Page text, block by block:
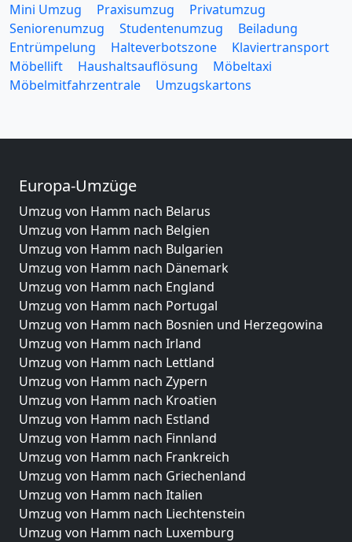
Mini Umzug
Praxisumzug
Privatumzug
Seniorenumzug
Studentenumzug
Beiladung
Entrümpelung
Halteverbotszone
Klaviertransport
Möbellift
Haushaltsauflösung
Möbeltaxi
Möbelmitfahrzentrale
Umzugskartons
Europa-Umzüge
Umzug von Hamm nach Belarus
Umzug von Hamm nach Belgien
Umzug von Hamm nach Bulgarien
Umzug von Hamm nach Dänemark
Umzug von Hamm nach England
Umzug von Hamm nach Portugal
Umzug von Hamm nach Bosnien und Herzegowina
Umzug von Hamm nach Irland
Umzug von Hamm nach Lettland
Umzug von Hamm nach Zypern
Umzug von Hamm nach Kroatien
Umzug von Hamm nach Estland
Umzug von Hamm nach Finnland
Umzug von Hamm nach Frankreich
Umzug von Hamm nach Griechenland
Umzug von Hamm nach Italien
Umzug von Hamm nach Liechtenstein
Umzug von Hamm nach Luxemburg